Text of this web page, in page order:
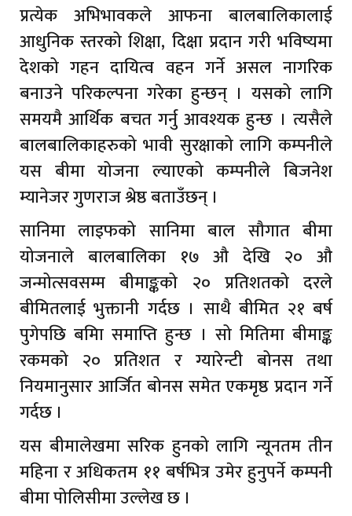
प्रत्येक अभिभावकले आफना बालबालिकालाई
आधुनिक स्तरको शिक्षा, दिक्षा प्रदान गरी भविष्यमा
देशको गहन दायित्व वहन गर्ने असल नागरिक
बनाउने परिकल्पना गरेका हुन्छन् । यसको लागि
समयमै आर्थिक बचत गर्नु आवश्यक हुन्छ । त्यसैले
बालबालिकाहरुको भावी सुरक्षाको लागि कम्पनीले
यस बीमा योजना ल्याएको कम्पनीले बिजनेश
म्यानेजर गुणराज श्रेष्ठ बताउँछन् ।
सानिमा लाइफको सानिमा बाल सौगात बीमा
योजनाले बालबालिका १७ औ देखि २० औ
जन्मोत्सवसम्म बीमाङ्कको २० प्रतिशतको दरले
बीमितलाई भुक्तानी गर्दछ । साथै बीमित २१ बर्ष
पुगेपछि बमिा समाप्ति हुन्छ । सो मितिमा बीमाङ्क
रकमको २० प्रतिशत र ग्यारेन्टी बोनस तथा
नियमानुसार आर्जित बोनस समेत एकमृष्ठ प्रदान गर्ने
गर्दछ ।
यस बीमालेखमा सरिक हुनको लागि न्यूनतम तीन
महिना र अधिकतम ११ बर्षभित्र उमेर हुनुपर्ने कम्पनी
बीमा पोलिसीमा उल्लेख छ ।